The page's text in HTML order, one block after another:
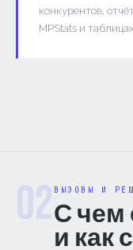
конкурентов,
MPStats и
ВЫЗОВЫ И
С чем
и как